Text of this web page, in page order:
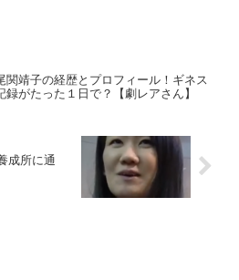
関靖子の経歴とプロフィール！ギネス
録がたった１日で？【劇レアさん】
成所に通